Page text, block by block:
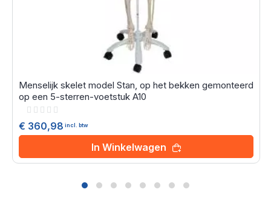
Menselijk skelet model Stan, op het bekken gemonteerd
op een 5-sterren-voetstuk A10
Rating:
€ 360,98 incl. btw
In Winkelwagen